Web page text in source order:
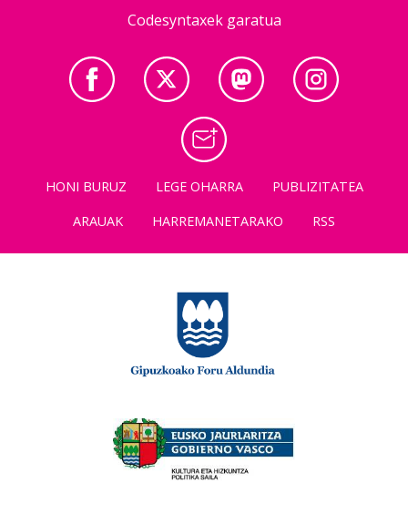
Codesyntaxek garatua
HONI BURUZ LEGE OHARRA
PUBLIZITATEA
ARAUAK
HARREMANETARAKO RSS